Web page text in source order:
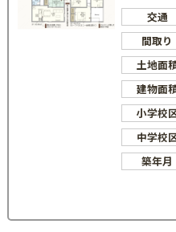
交通
間取り
土地面
建物面
小学校
中学校
築年月